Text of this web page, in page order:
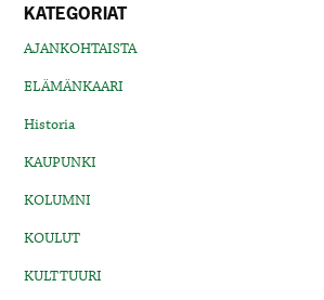
KATEGORIAT
AJANKOHTAISTA
ELÄMÄNKAARI
Historia
KAUPUNKI
KOLUMNI
KOULUT
KULTTUURI